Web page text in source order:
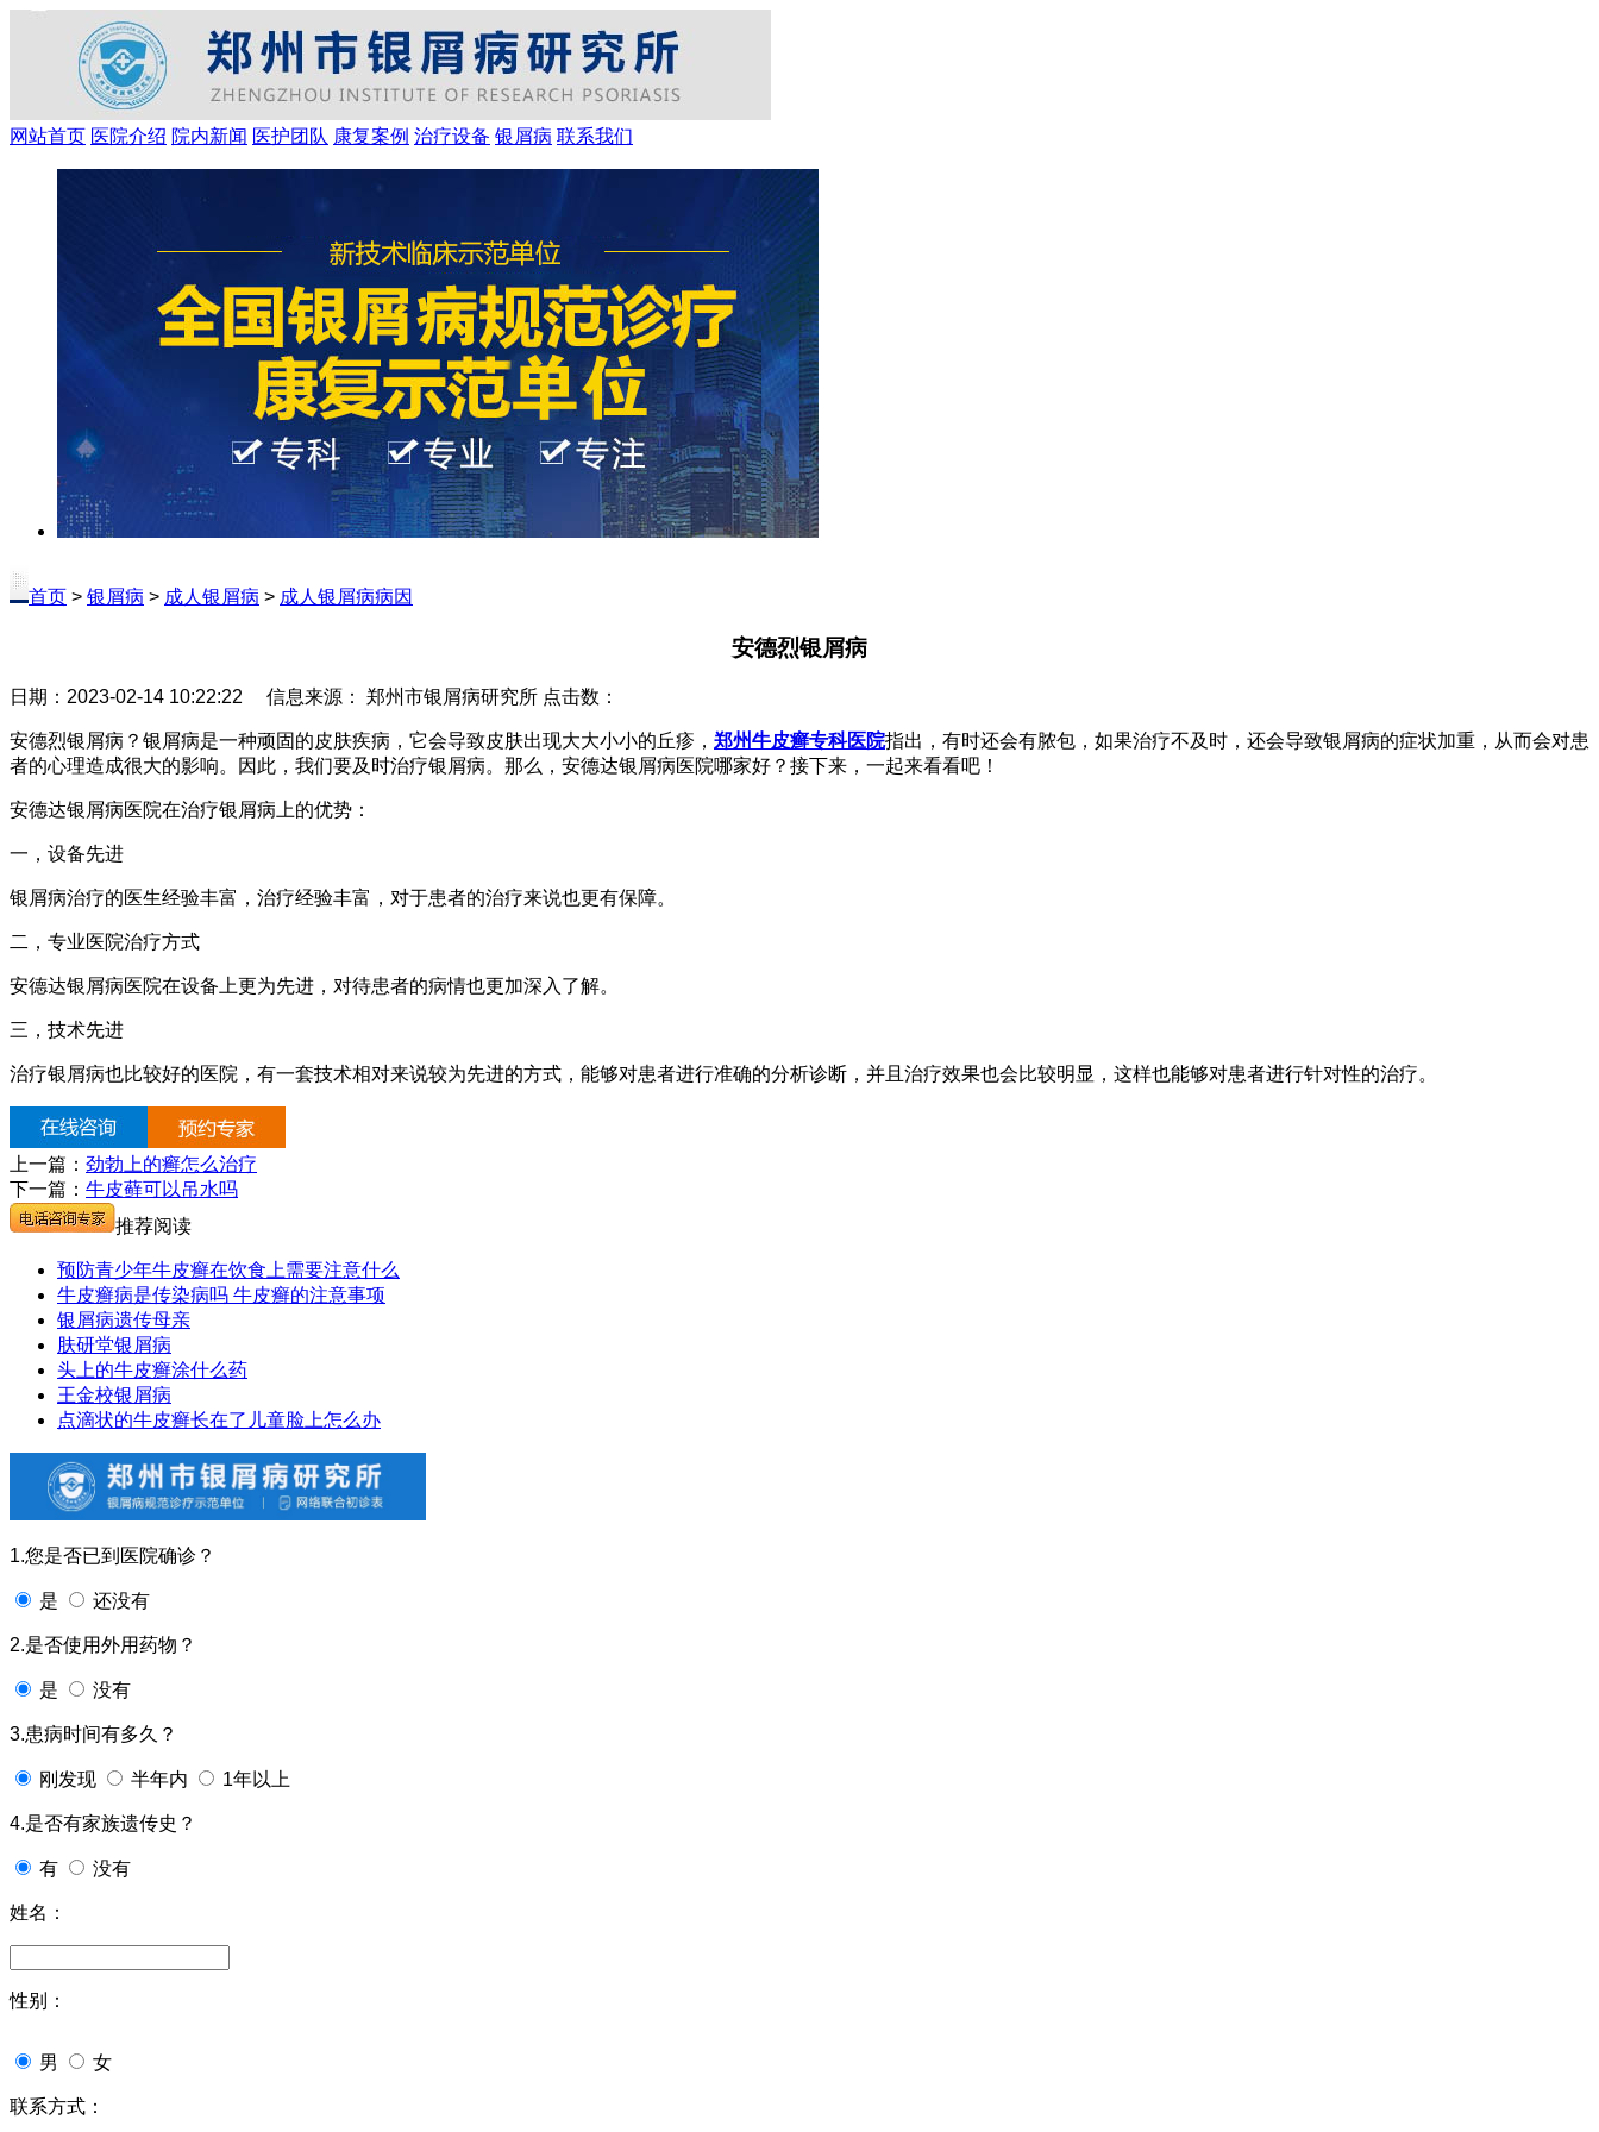
网站首页 医院介绍 院内新闻 医护团队 康复案例 治疗设备 银屑病 联系我们
首页 > 银屑病 > 成人银屑病 > 成人银屑病病因
安德烈银屑病
日期：2023-02-14 10:22:22 信息来源： 郑州市银屑病研究所 点击数：
安德烈银屑病？银屑病是一种顽固的皮肤疾病，它会导致皮肤出现大大小小的丘疹， 郑州牛皮癣专科医院指出，有时还会有脓包，如果治疗不及时，还会导致银屑病的症状加重，从而会对患
者的心理造成很大的影响。因此，我们要及时治疗银屑病。那么，安德达银屑病医院哪家好？接下来，一起来看看吧！
安德达银屑病医院在治疗银屑病上的优势：
一，设备先进
银屑病治疗的医生经验丰富，治疗经验丰富，对于患者的治疗来说也更有保障。
二，专业医院治疗方式
安德达银屑病医院在设备上更为先进，对待患者的病情也更加深入了解。
三，技术先进
治疗银屑病也比较好的医院，有一套技术相对来说较为先进的方式，能够对患者进行准确的分析诊断，并且治疗效果也会比较明显，这样也能够对患者进行针对性的治疗。
上一篇： 劲勃上的癣怎么治疗
下一篇： 牛皮藓可以吊水吗
推荐阅读
预防青少年牛皮癣在饮食上需要注意什么
牛皮癣病是传染病吗 牛皮癣的注意事项
银屑病遗传母亲
肤研堂银屑病
头上的牛皮癣涂什么药
王金校银屑病
点滴状的牛皮癣长在了儿童脸上怎么办
1.您是否已到医院确诊？
是 还没有
2.是否使用外用药物？
是 没有
3.患病时间有多久？
刚发现 半年内 1年以上
4.是否有家族遗传史？
有 没有
姓名：
性别：
男 女
联系方式：